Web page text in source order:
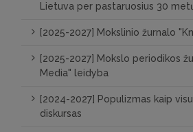
Lietuva per pastaruosius 30
[2025-2027] Mokslinio žurnalo
[2025-2027] Mokslo periodikos
Media" leidyba
[2024-2027] Populizmas kaip
diskursas